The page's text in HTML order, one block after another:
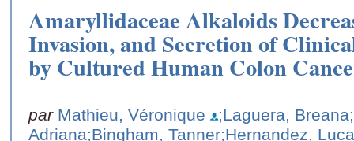
Amaryllidaceae Alkaloids
Invasion, and Secretion of
by Cultured Human Colon
par Mathieu, Véronique ;Laguera, Breana
Adriana;Bingham, Tanner;Hernandez,